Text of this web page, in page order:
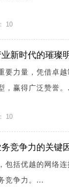
10
新时代的璀璨
要力量，凭借卓
，赢得广泛赞誉。
10
竞争力的关键
包括优越的网络
竞争力。...